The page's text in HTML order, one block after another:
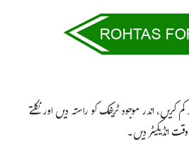
اندر موجود ٹریفک کو راستہ دیں اور نکلتے
وقت انڈیکیٹر دیں۔